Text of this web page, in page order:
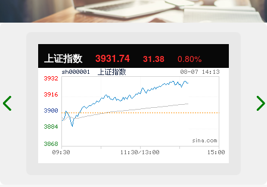
上证指数 3931.74 31.38 0.80%